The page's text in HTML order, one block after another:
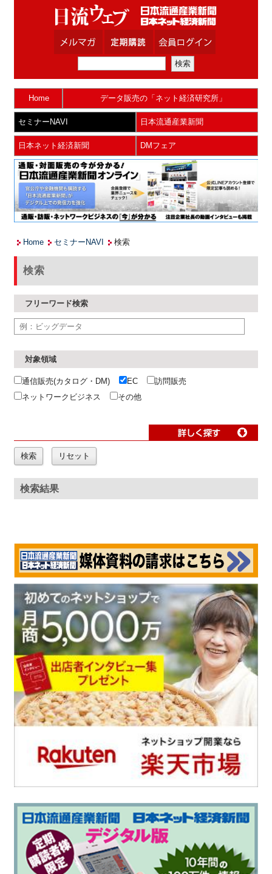
Home データ販売の「ネット経済研究所」
セミナーNAVI 日本流通産業新聞
日本ネット経済新聞 DMフェア
Home セミナーNAVI 検索
検索
フリーワード検索
対象領域
通信販売(カタログ・DM) EC
訪問販売
ネットワークビジネス
その他
検索結果